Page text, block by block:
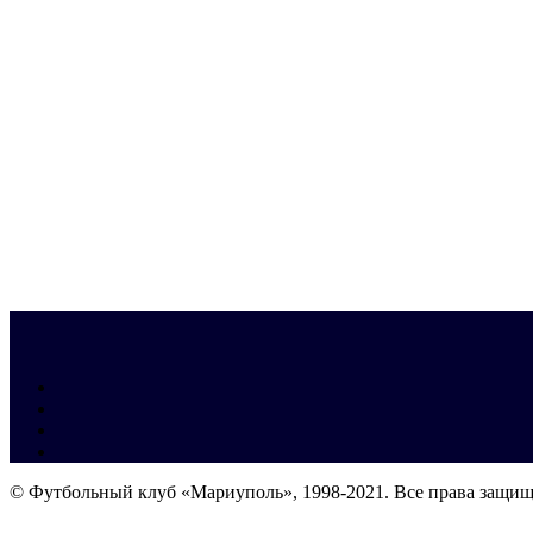
© Футбольный клуб «Мариуполь», 1998-2021. Все права